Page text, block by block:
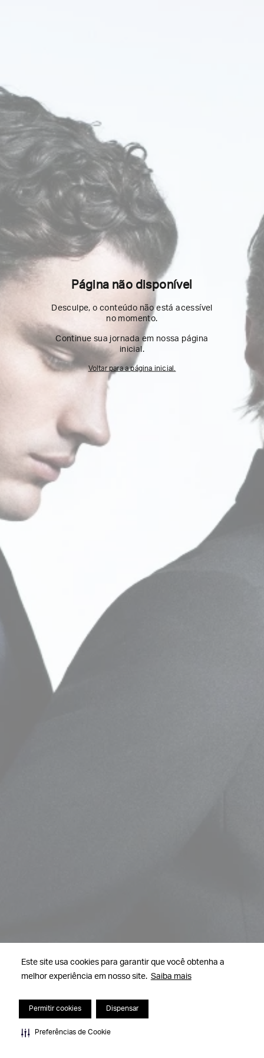
Este site usa cookies para garantir que você obtenha a
melhor experiência em nosso site. Saiba mais
Permitir cookies Dispensar
Preferências de Cookie
Página não disponível
Desculpe, o conteúdo não está acessível
no momento.
Continue sua jornada em nossa página
inicial.
Voltar para a página inicial.